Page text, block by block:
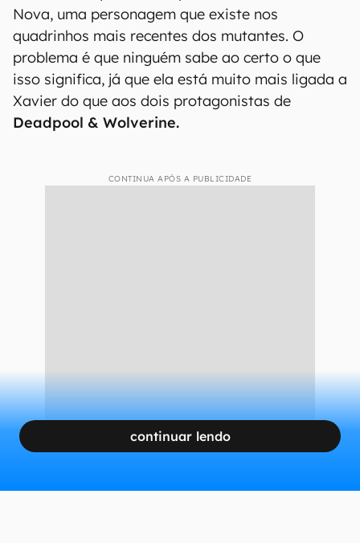
Nova, uma personagem que existe nos
quadrinhos mais recentes dos mutantes. O
problema é que ninguém sabe ao certo o que
isso significa, já que ela está muito mais ligada a
Xavier do que aos dois protagonistas de
Deadpool & Wolverine.
CONTINUA APÓS A PUBLICIDADE
continuar lendo